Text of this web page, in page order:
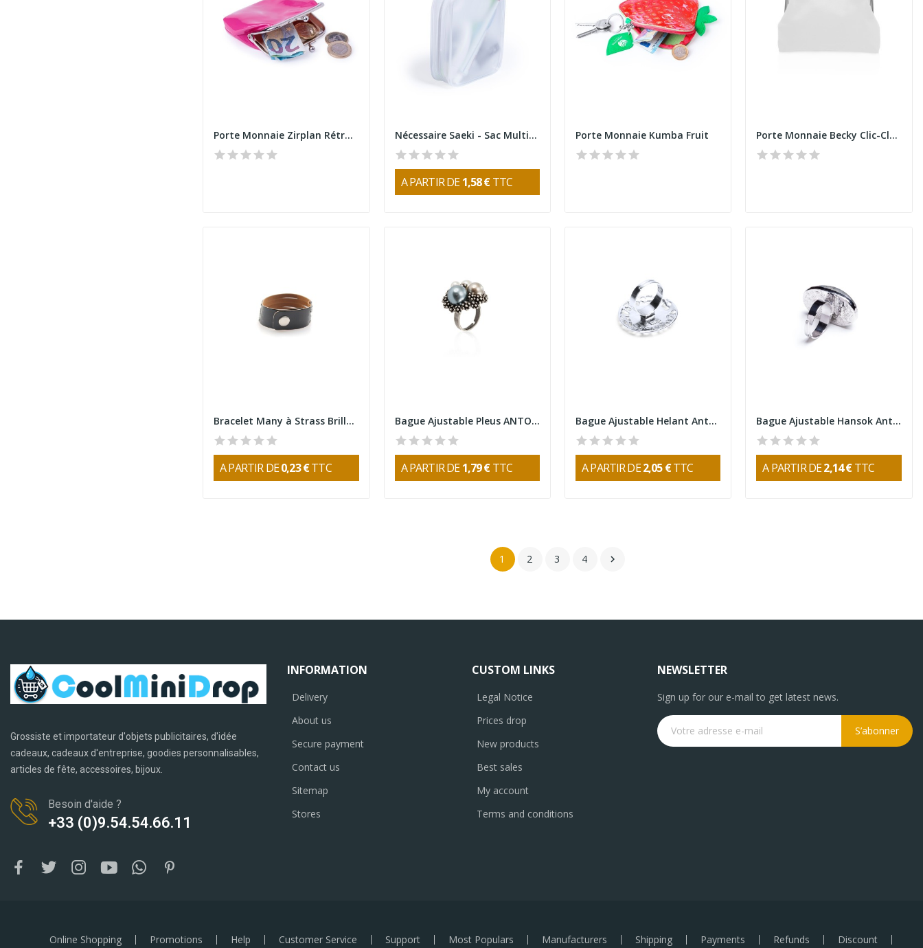
Porte Monnaie Zirplan Rétro Chic Nécessaire Saeki - Sac Multifonctions Translucide
A PARTIR DE1,58 € TTC
Porte Monnaie Kumba Fruit Porte Monnaie Becky Clic-Clac Rétro
Bracelet Many à Strass Brillants
A PARTIR DE0,23 €TTC
Bague Ajustable Pleus ANTONIO MIRÓ
A PARTIR DE1,79 € TTC
Bague Ajustable Helant Antonio Miró
A PARTIR DE2,05 €TTC
Bague Ajustable Hansok Antonio Miró
A PARTIR DE2,14 € TTC
1 2 3 4 
Grossiste et importateur d'objets publicitaires, d'idée
cadeaux, cadeaux d'entreprise, goodies personnalisables,
articles de fête, accessoires, bijoux.
Besoin d'aide ?
+33 (0)9.54.54.66.11
INFORMATION
Delivery
About us
Secure payment
Contact us
Sitemap
Stores
CUSTOM LINKS
Legal Notice
Prices drop
New products
Best sales
My account
Terms and conditions
NEWSLETTER
Sign up for our e-mail to get latest news.
S’abonner
Online Shopping Promotions Help Customer Service Support Most Populars Manufacturers Shipping Payments Refunds Discount